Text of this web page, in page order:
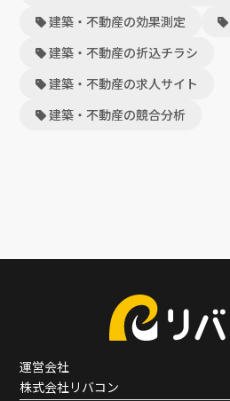
建築・不動産の効果測定
建築・不動産の折込チラシ
建築・不動産の求人サイト
建築・不動産の競合分析
運営会社
株式会社リバコン